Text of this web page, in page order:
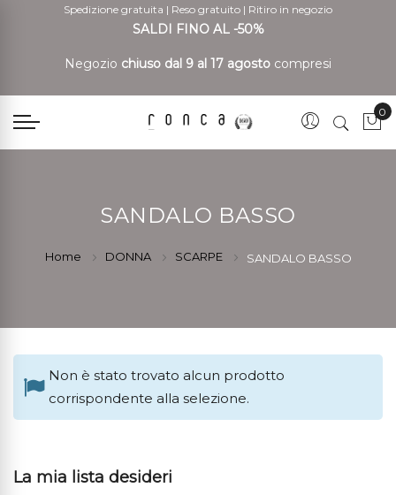
Spedizione gratuita | Reso gratuito | Ritiro in negozio
SALDI FINO AL -50%
Negozio chiuso dal 9 al 17 agosto compresi
0
SANDALO BASSO
Home DONNA SCARPE SANDALO BASSO
Non è stato trovato alcun prodotto
corrispondente alla selezione.
La mia lista desideri